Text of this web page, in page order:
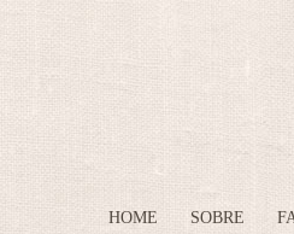
HOME SOBRE